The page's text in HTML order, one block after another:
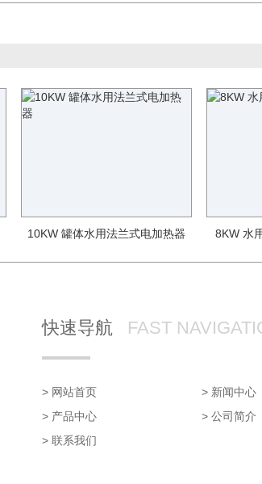
10KW 罐体水用法兰式电加热器 8KW 水
快速导航 FAST
> 网站首页
> 新闻中心
> 产品中心
> 公司简介
> 联系我们